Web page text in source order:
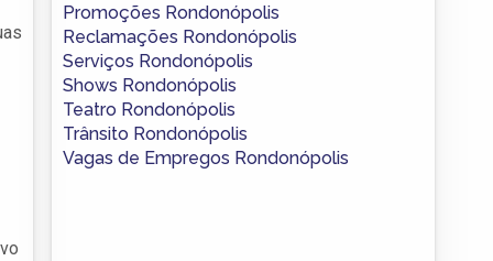
Promoções Rondonópolis
Reclamações Rondonópolis
Serviços Rondonópolis
Shows Rondonópolis
Teatro Rondonópolis
Trânsito Rondonópolis
Vagas de Empregos Rondonópolis